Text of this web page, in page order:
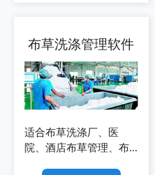
布草洗涤管理软件
适合布草洗涤厂、医
院、酒店布草管理、布